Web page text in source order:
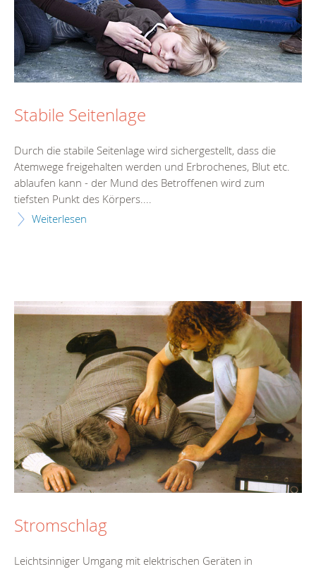
Stabile Seitenlage
Durch die stabile Seitenlage wird sichergestellt, dass die
Atemwege freigehalten werden und Erbrochenes, Blut etc.
ablaufen kann - der Mund des Betroffenen wird zum
tiefsten Punkt des Körpers....
Weiterlesen
Stromschlag
Leichtsinniger Umgang mit elektrischen Geräten in